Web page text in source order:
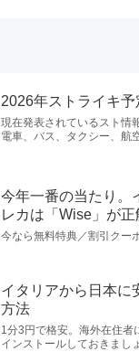
2026年ストライキ予
現在発表されているスト情
電車、バス、タクシー、航
今年一番の当たり。
レカは「Wise」が正
今なら無料特典／割引クー
イタリアから日本に
方法
1分3円で格安。海外在住者
インストールしておきまし